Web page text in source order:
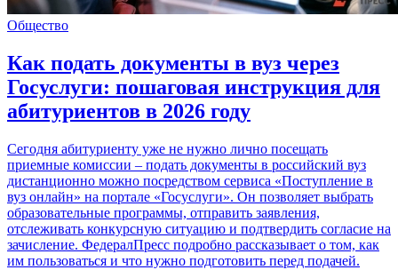
Общество
Как подать документы в вуз через
Госуслуги: пошаговая инструкция для
абитуриентов в 2026 году
Сегодня абитуриенту уже не нужно лично посещать
приемные комиссии – подать документы в российский вуз
дистанционно можно посредством сервиса «Поступление в
вуз онлайн» на портале «Госуслуги». Он позволяет выбрать
образовательные программы, отправить заявления,
отслеживать конкурсную ситуацию и подтвердить согласие на
зачисление. ФедералПресс подробно рассказывает о том, как
им пользоваться и что нужно подготовить перед подачей.